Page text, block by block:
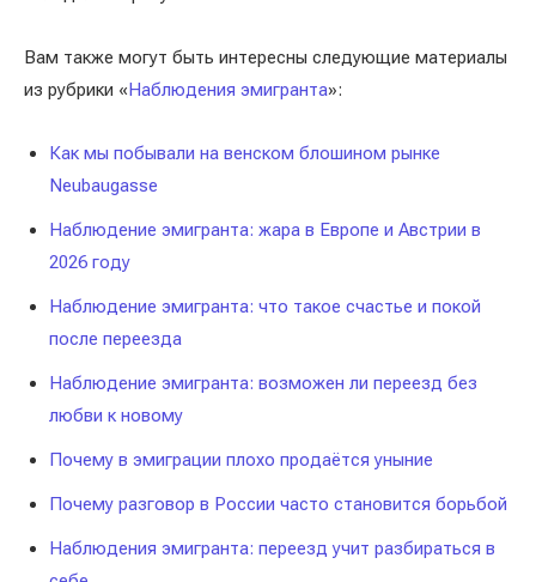
Вам также могут быть интересны следующие материалы
из рубрики «Наблюдения эмигранта»:
Как мы побывали на венском блошином рынке
Neubaugasse
Наблюдение эмигранта: жара в Европе и Австрии в
2026 году
Наблюдение эмигранта: что такое счастье и покой
после переезда
Наблюдение эмигранта: возможен ли переезд без
любви к новому
Почему в эмиграции плохо продаётся уныние
Почему разговор в России часто становится борьбой
Наблюдения эмигранта: переезд учит разбираться в